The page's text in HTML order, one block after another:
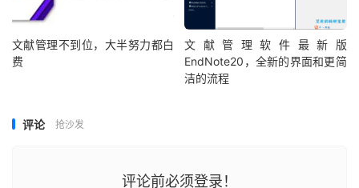
文献管理不到位，大半努力都白
费
文献管理软件最新版
EndNote20，全新的界面和更简
洁的流程
评论 抢沙发
评论前必须登录！